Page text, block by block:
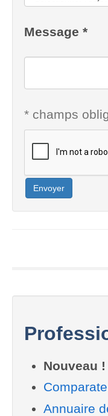
Message *
* champs
Envoyer
Nouveau !
Annuaire